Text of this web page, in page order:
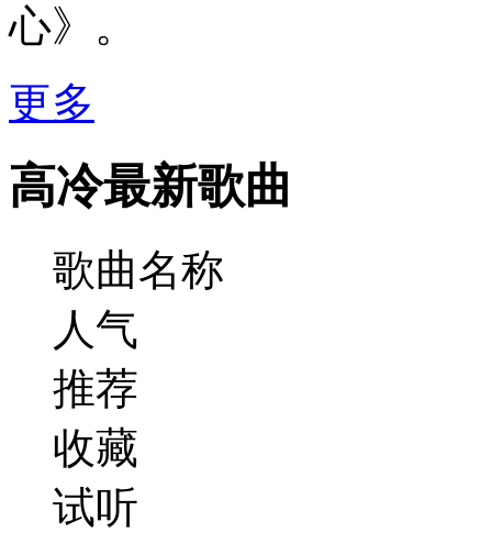
心》。
更多
高冷最新歌曲
歌曲名称
人气
推荐
收藏
试听